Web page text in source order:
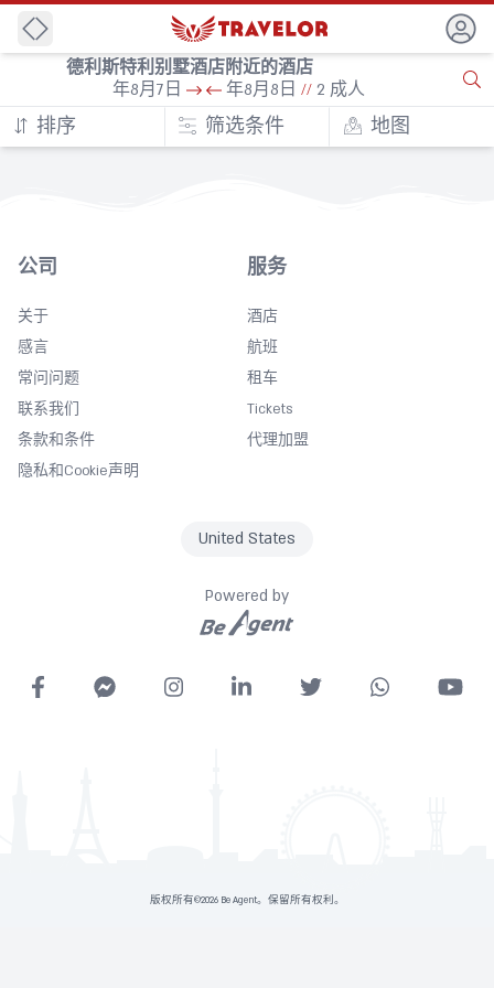
后退
德利斯特利别墅酒店附近的酒店
年8月7日
年8月8日 //2 成人
排序 筛选条件 地图
公司
关于
感言
常问问题
联系我们
条款和条件
隐私和Cookie声明
服务
酒店
航班
租车
Tickets
代理加盟
United States
Powered by
版权所有©2026 Be Agent。保留所有权利。